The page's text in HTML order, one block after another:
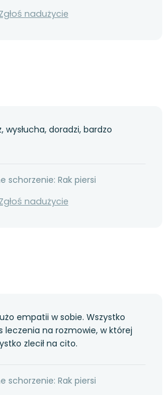
Zgłoś nadużycie
wysłucha, doradzi, bardzo
schorzenie: Rak piersi
Zgłoś nadużycie
empatii w sobie. Wszystko
leczenia na rozmowie, w której
zlecił na cito.
schorzenie: Rak piersi